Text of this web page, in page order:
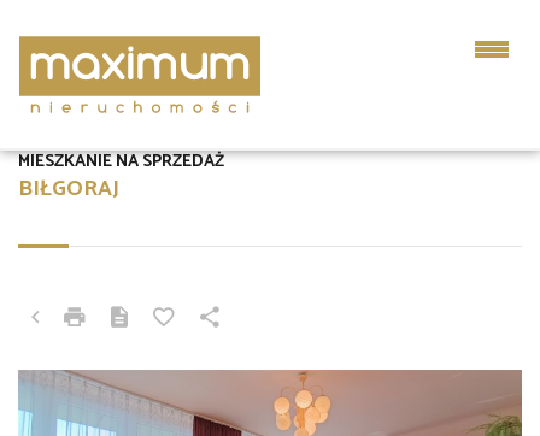
BIŁGORAJ
MIESZKANIE NA SPRZEDAŻ